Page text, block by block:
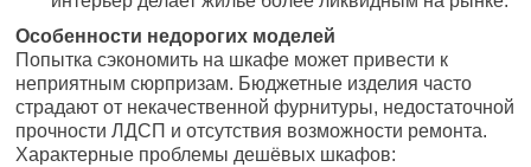
Особенности недорогих моделей
Попытка сэкономить на шкафе может привести к
неприятным сюрпризам. Бюджетные изделия часто
страдают от некачественной фурнитуры, недостаточной
прочности ЛДСП и отсутствия возможности ремонта.
Характерные проблемы дешёвых шкафов: